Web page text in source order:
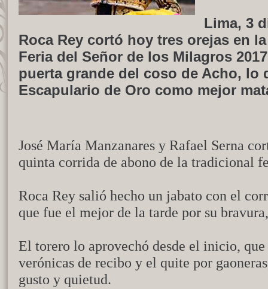
Lima, 3
Roca Rey cortó hoy tres orejas en
Feria del Señor de los Milagros
puerta grande del coso de Acho, lo
Escapulario de Oro como mejor
José María Manzanares y Rafael Serna
quinta corrida de abono de la tradicional
Roca Rey salió hecho un jabato con el
que fue el mejor de la tarde por su
El torero lo aprovechó desde el inicio,
verónicas de recibo y el quite por
gusto y quietud.